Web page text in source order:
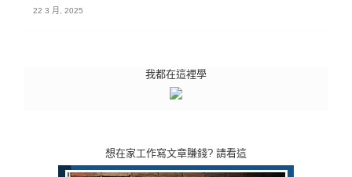
22 3 月, 2025
我都在這裡學
想在家工作寫文章賺錢? 請看這